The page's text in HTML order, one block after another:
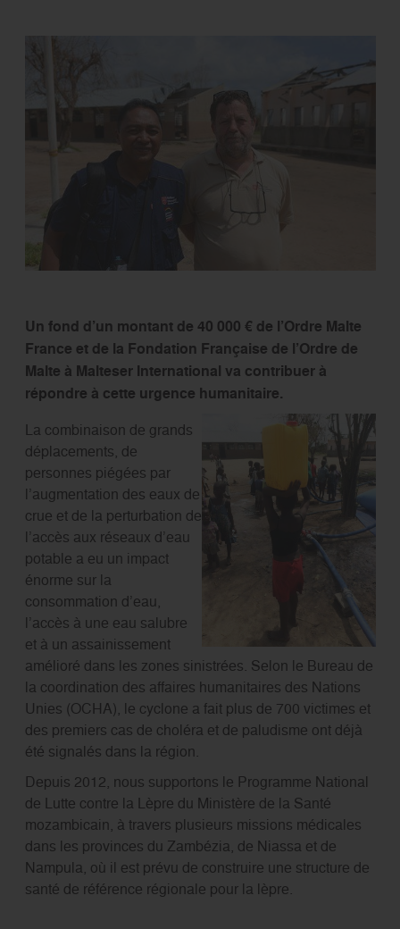
Un fond d’un montant de 40 000 € de l’Ordre Malte
France et de la Fondation Française de l’Ordre de
Malte à Malteser International va contribuer à
répondre à cette urgence humanitaire.
La combinaison de grands
déplacements, de
personnes piégées par
l’augmentation des eaux de
crue et de la perturbation de
l’accès aux réseaux d’eau
potable a eu un impact
énorme sur la
consommation d’eau,
l’accès à une eau salubre
et à un assainissement
amélioré dans les zones sinistrées. Selon le Bureau de
la coordination des affaires humanitaires des Nations
Unies (OCHA), le cyclone a fait plus de 700 victimes et
des premiers cas de choléra et de paludisme ont déjà
été signalés dans la région.
Depuis 2012, nous supportons le Programme National
de Lutte contre la Lèpre du Ministère de la Santé
mozambicain, à travers plusieurs missions médicales
dans les provinces du Zambézia, de Niassa et de
Nampula, où il est prévu de construire une structure de
santé de référence régionale pour la lèpre.